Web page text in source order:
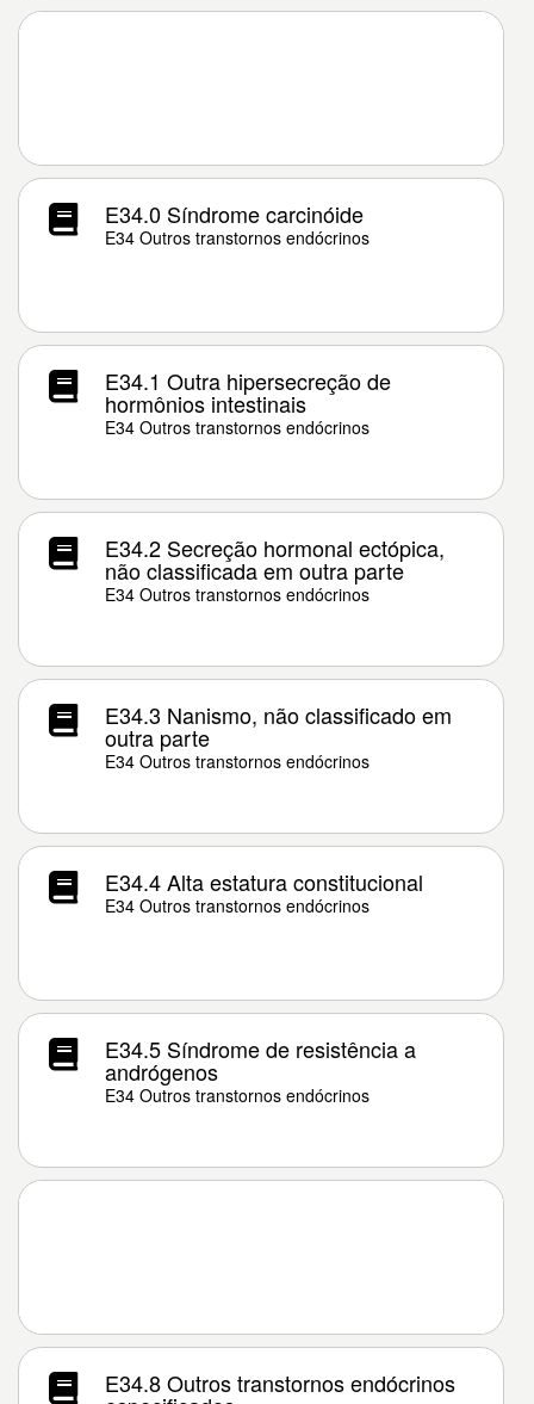
E34.0 Síndrome carcinóide
E34 Outros transtornos endócrinos
E34.1 Outra hipersecreção de
hormônios intestinais
E34 Outros transtornos endócrinos
E34.2 Secreção hormonal ectópica,
não classificada em outra parte
E34 Outros transtornos endócrinos
E34.3 Nanismo, não classificado em
outra parte
E34 Outros transtornos endócrinos
E34.4 Alta estatura constitucional
E34 Outros transtornos endócrinos
E34.5 Síndrome de resistência a
andrógenos
E34 Outros transtornos endócrinos
E34.8 Outros transtornos endócrinos